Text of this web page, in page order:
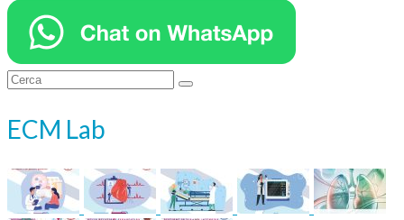
Cerca:
ECM Lab